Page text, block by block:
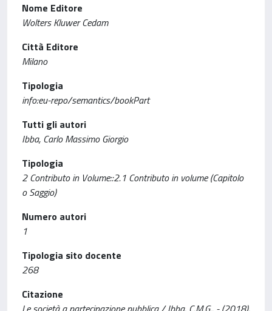
Nome Editore
Wolters Kluwer Cedam
Città Editore
Milano
Tipologia
info:eu-repo/semantics/bookPart
Tutti gli autori
Ibba, Carlo Massimo Giorgio
Tipologia
2 Contributo in Volume::2.1 Contributo in volume (Capitolo
o Saggio)
Numero autori
1
Tipologia sito docente
268
Citazione